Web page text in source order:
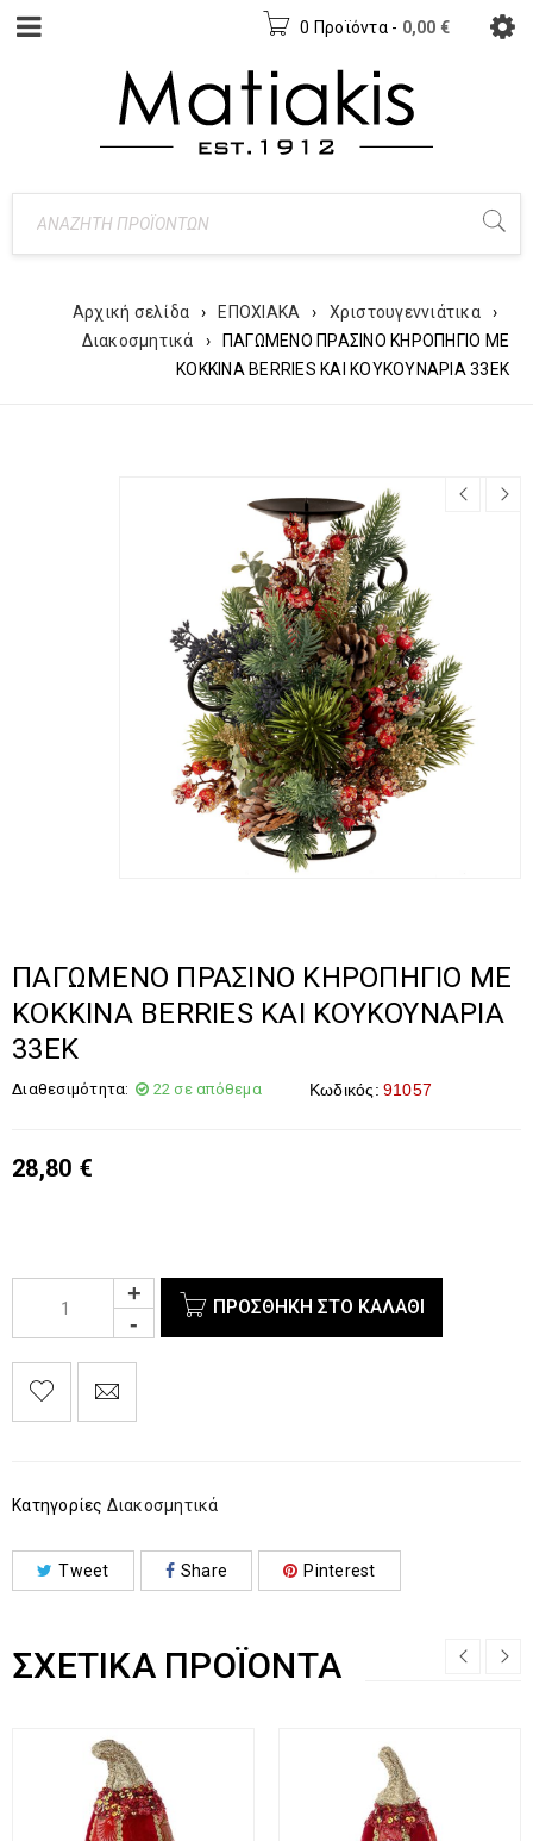
0 Προϊόντα - 0,00 €
Αρχική σελίδα › ΕΠΟΧΙΑΚΑ › Χριστουγεννιάτικα
›
Διακοσμητικά
›
ΠΑΓΩΜΕΝΟ ΠΡΑΣΙΝΟ ΚΗΡΟΠΗΓΙΟ ΜΕ
ΚΟΚΚΙΝΑ BERRIES ΚΑΙ ΚΟΥΚΟΥΝΑΡΙΑ 33ΕΚ
ΠΑΓΩΜΕΝΟ ΠΡΑΣΙΝΟ ΚΗΡΟΠΗΓΙΟ ΜΕ
ΚΟΚΚΙΝΑ BERRIES ΚΑΙ ΚΟΥΚΟΥΝΑΡΙΑ
33ΕΚ
Διαθεσιμότητα: 22 σε απόθεμα Κωδικός: 91057
28,80 €
ΠΡΟΣΘΉΚΗ ΣΤΟ ΚΑΛΆΘΙ
Κατηγορίες Διακοσμητικά
Tweet Share Pinterest
ΣΧΕΤΙΚΆ ΠΡΟΪΌΝΤΑ